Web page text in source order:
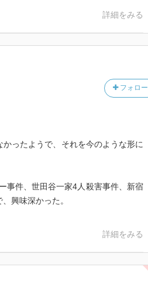
詳細をみる
フォロー
ったようで、それを今のような形に
事件、世田谷一家4人殺害事件、新宿
興味深かった。
詳細をみる